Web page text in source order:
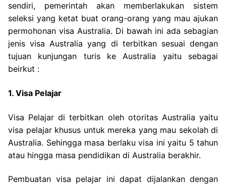
sendiri, pemerintah akan memberlakukan sistem
seleksi yang ketat buat orang-orang yang mau ajukan
permohonan visa Australia. Di bawah ini ada sebagian
jenis visa Australia yang di terbitkan sesuai dengan
tujuan kunjungan turis ke Australia yaitu sebagai
beirkut :
1. Visa Pelajar
Visa Pelajar di terbitkan oleh otoritas Australia yaitu
visa pelajar khusus untuk mereka yang mau sekolah di
Australia. Sehingga masa berlaku visa ini yaitu 5 tahun
atau hingga masa pendidikan di Australia berakhir.
Pembuatan visa pelajar ini dapat dijalankan dengan